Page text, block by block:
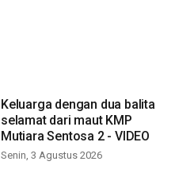
Keluarga dengan dua balita
selamat dari maut KMP
Mutiara Sentosa 2 - VIDEO
Senin, 3 Agustus 2026